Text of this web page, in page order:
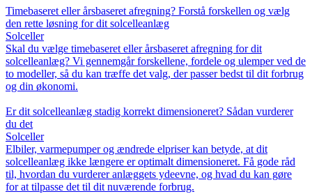
Timebaseret eller årsbaseret afregning? Forstå forskellen og vælg
den rette løsning for dit solcelleanlæg
Solceller
Skal du vælge timebaseret eller årsbaseret afregning for dit
solcelleanlæg? Vi gennemgår forskellene, fordele og ulemper ved de
to modeller, så du kan træffe det valg, der passer bedst til dit forbrug
og din økonomi.
Er dit solcelleanlæg stadig korrekt dimensioneret? Sådan vurderer
du det
Solceller
Elbiler, varmepumper og ændrede elpriser kan betyde, at dit
solcelleanlæg ikke længere er optimalt dimensioneret. Få gode råd
til, hvordan du vurderer anlæggets ydeevne, og hvad du kan gøre
for at tilpasse det til dit nuværende forbrug.